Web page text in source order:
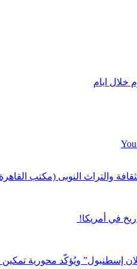
خلال ايام
والتراث النوبى (مكتب
في أمريكا!
إسطنبول” ويُؤكّد محورية